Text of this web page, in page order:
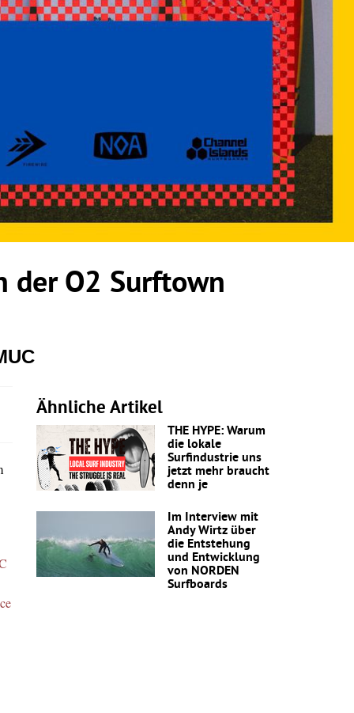
der O2 Surftown
Ähnliche Artikel
THE HYPE: Warum
die lokale
Surfindustrie uns
jetzt mehr braucht
denn je
Im Interview mit
Andy Wirtz über
die Entstehung
und Entwicklung
von NORDEN
Surfboards